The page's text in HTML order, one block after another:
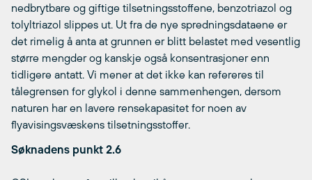
nedbrytbare og giftige tilsetningsstoffene, benzotriazol og
tolyltriazol slippes ut. Ut fra de nye spredningsdataene er
det rimelig å anta at grunnen er blitt belastet med vesentlig
større mengder og kanskje også konsentrasjoner enn
tidligere antatt. Vi mener at det ikke kan refereres til
tålegrensen for glykol i denne sammenhengen, dersom
naturen har en lavere rensekapasitet for noen av
flyavisingsvæskens tilsetningsstoffer.
Søknadens punkt 2.6